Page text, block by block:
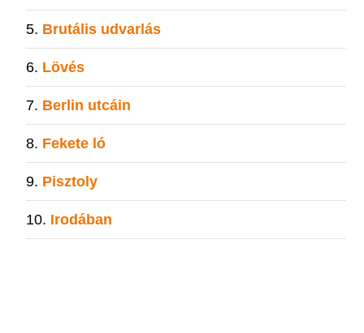
Brutális udvarlás
Lövés
Berlin utcáin
Fekete ló
Pisztoly
Irodában